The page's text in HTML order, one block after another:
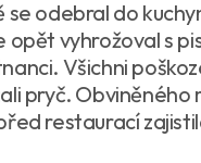
se odebral do
opět vyhrožoval s
Všichni
pryč. Obviněného
restaurací